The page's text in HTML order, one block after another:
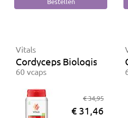
Vitals
Cordyceps Biologisch
60 vcaps
€ 34,95
€ 31,46